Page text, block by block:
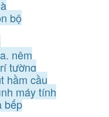
bộ
nệm
tường
hầm cầu
máy tính
bếp